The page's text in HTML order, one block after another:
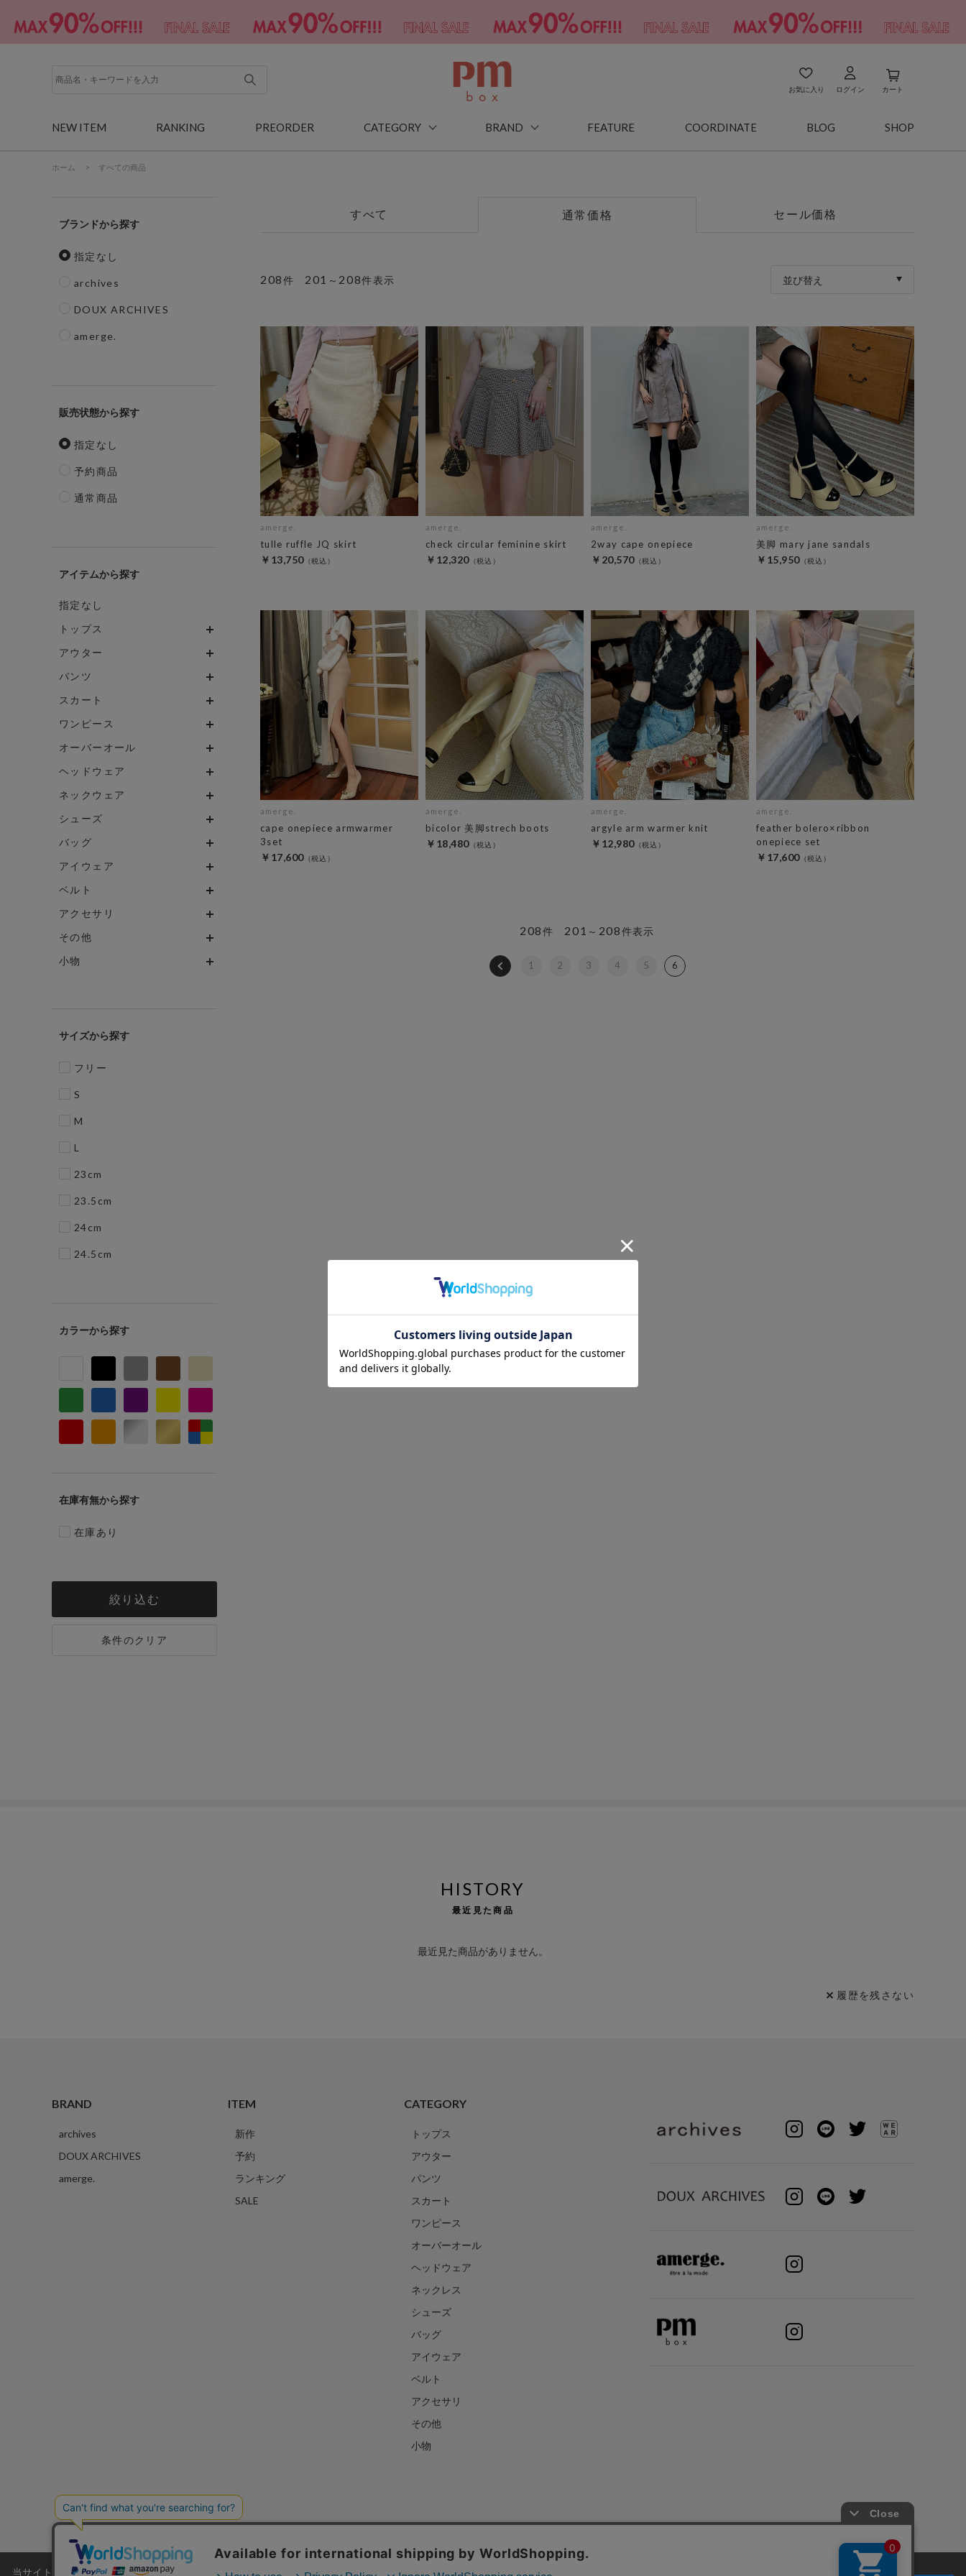
お気に入り ログイン カート
NEW ITEM RANKING PREORDER CATEGORY BRAND FEATURE COORDINATE BLOG SHOP
ホーム > すべての商品
ブランド
指定なし
archives
DOUX ARCHIVES
amerge.
販売状態
指定なし
予約商品
通常商品
アイテム
指定なし
トップス
アウター
パンツ
スカート
ワンピース
オーバーオール
ヘッドウェア
ネックウェア
シューズ
バッグ
アイウェア
ベルト
アクセサリ
その他
小物
サイズ
フリー
S
M
L
23cm
23.5cm
24cm
24.5cm
カラー
在庫有無
在庫あり
絞り込む
条件のクリア
すべて 通常価格 セール価格
208件 201 ～ 208件表示 並び替え
amerge.
tulle ruffle JQ skirt
￥13,750
amerge.
check circular feminine skirt
￥12,320
amerge.
2way cape onepiece
￥20,570
amerge.
美脚 mary jane sandals
￥15,950
amerge.
cape onepiece armwarmer
3set
￥17,600
amerge.
bicolor 美脚strech boots
￥18,480
amerge.
argyle arm warmer knit
￥12,980
amerge.
feather bolero×ribbon
onepiece set
￥17,600
208件 201 ～ 208件表示
1 2 3 4 5 6
HISTORY
最近見た商品
最近見た商品がありません。
履歴を残さない
BRAND
archives
DOUX ARCHIVES
amerge.
ITEM
新作
予約
ランキング
SALE
CATEGORY
トップス
アウター
パンツ
スカート
ワンピース
オーバーオール
ヘッドウェア
ネックレス
シューズ
バッグ
アイウェア
ベルト
アクセサリ
その他
小物
当サイトでは利用体験の向上およびコンテンツの最適な提供、トラフィックの分析を目的としてCookieを使用しています。